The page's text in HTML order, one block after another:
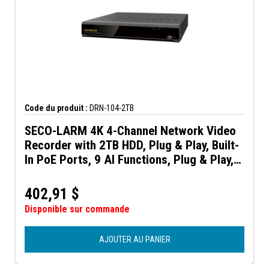
Code du produit : DRN-104-2TB
SECO-LARM 4K 4-Channel Network Video
Recorder with 2TB HDD, Plug & Play, Built-
In PoE Ports, 9 AI Functions, Plug & Play,
Resolution
402,91 $
Disponible sur commande
AJOUTER AU PANIER